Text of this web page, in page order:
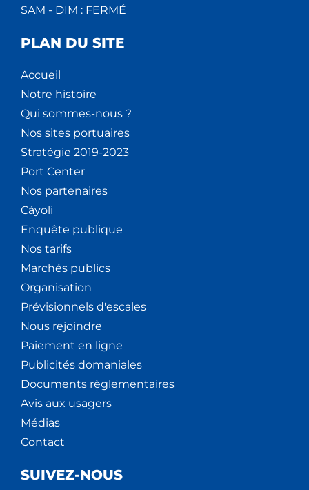
SAM - DIM : FERMÉ
PLAN DU SITE
Accueil
Notre histoire
Qui sommes-nous ?
Nos sites portuaires
Stratégie 2019-2023
Port Center
Nos partenaires
Cáyoli
Enquête publique
Nos tarifs
Marchés publics
Organisation
Prévisionnels d'escales
Nous rejoindre
Paiement en ligne
Publicités domaniales
Documents règlementaires
Avis aux usagers
Médias
Contact
SUIVEZ-NOUS